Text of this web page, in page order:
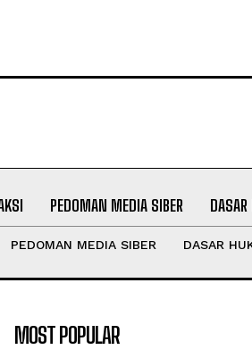
PEDOMAN MEDIA SIBER
PEDOMAN MEDIA SIBER DASAR
MOST POPULAR